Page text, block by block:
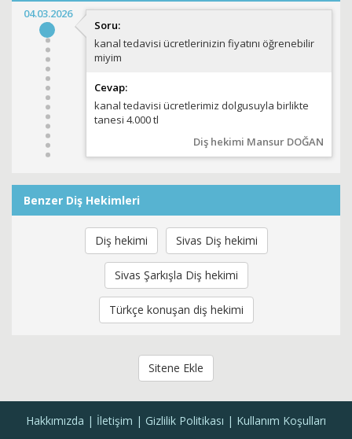
04.03.2026
Soru:
kanal tedavisi ücretlerinizin fiyatını öğrenebilir
miyim
Cevap:
kanal tedavisi ücretlerimiz dolgusuyla birlikte
tanesi 4.000 tl
Diş hekimi Mansur DOĞAN
Benzer Diş Hekimleri
Diş hekimi Sivas Diş hekimi
Sivas Şarkışla Diş hekimi
Türkçe konuşan diş hekimi
Sitene Ekle
Hakkımızda İletişim Gizlilik Politikası
Kullanım Koşulları